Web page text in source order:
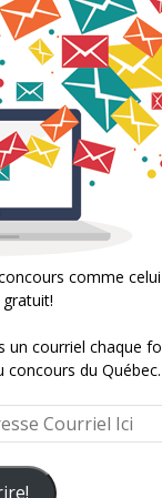
comme
un courriel chaque
du Québec.